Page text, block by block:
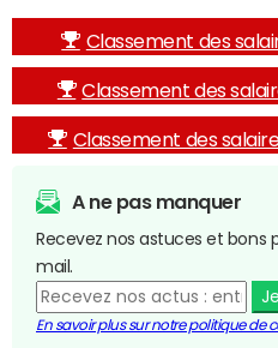
Classement des
Classement des
Classement des
A ne pas manquer
Recevez nos astuces et
mail.
En savoir plus sur notre politique de